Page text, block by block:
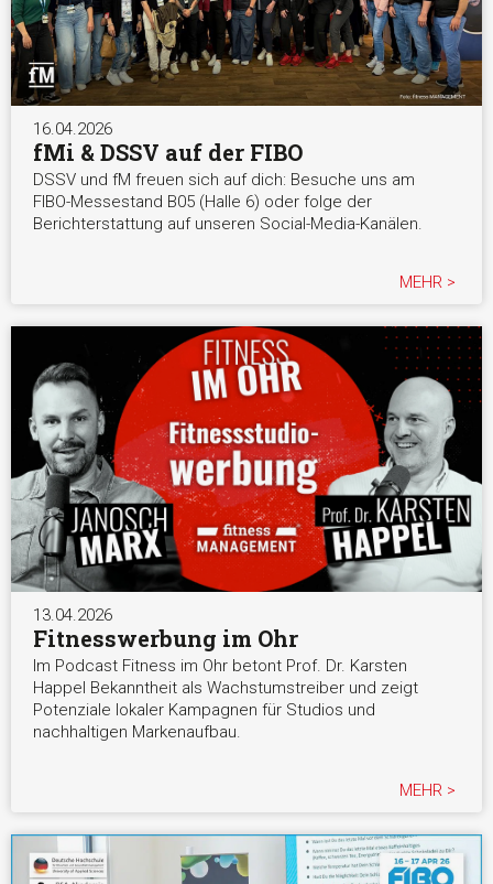
16.04.2026
fMi & DSSV auf der FIBO
DSSV und fM freuen sich auf dich: Besuche uns am
FIBO-Messestand B05 (Halle 6) oder folge der
Berichterstattung auf unseren Social-Media-Kanälen.
MEHR >
13.04.2026
Fitnesswerbung im Ohr
Im Podcast Fitness im Ohr betont Prof. Dr. Karsten
Happel Bekanntheit als Wachstumstreiber und zeigt
Potenziale lokaler Kampagnen für Studios und
nachhaltigen Markenaufbau.
MEHR >